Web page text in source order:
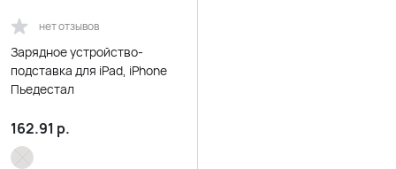
нет отзывов
Зарядное устройство-
подставка для iPad, iPhone
Пьедестал
162.91 р.